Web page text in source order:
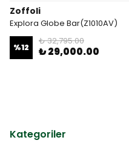
Zoffoli
Explora Globe Bar(Z1010AV)
%12
₺ 32,795.00
₺ 29,000.00
Kategoriler